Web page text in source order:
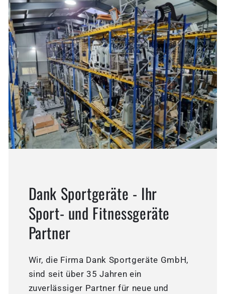
Dank Sportgeräte - Ihr
Sport- und Fitnessgeräte
Partner
Wir, die Firma Dank Sportgeräte GmbH,
sind seit über 35 Jahren ein
zuverlässiger Partner für neue und